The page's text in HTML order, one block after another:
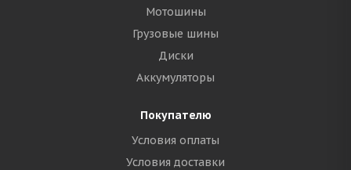
Мотошины
Грузовые шины
Диски
Аккумуляторы
Покупателю
Условия оплаты
Условия доставки